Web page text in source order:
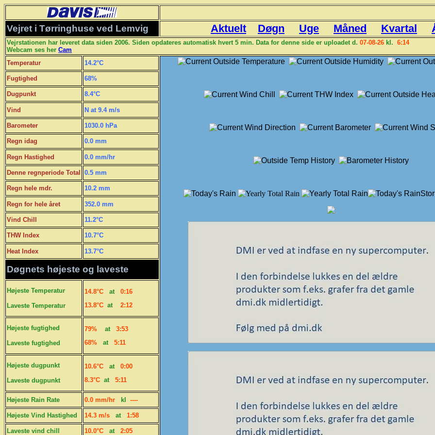
Vejret i Tørringhuse ved Lemvig Aktuelt Døgn Uge Måned Kvartal
Vejrstationen har leveret data siden 2006. Siden opdateres automatisk hvert 5 min. Data for denne side er uploadet d. 07-08-26 kl. 6:14
Webcam ses her Cam
Temperatur
14.2°C
Fugtighed 68%
Dugpunkt 8.4°C
Vind N at 9.4 m/s
Barometer 1030.0 hPa
Regn idag 0.0 mm
Regn Hastighed 0.0 mm/hr
Denne regnperiode Total 0.5 mm
Regn hele mdr. 10.2 mm
Regn for hele året 352.0 mm
Vind Chill 11.2°C
THW Index 10.7°C
Heat Index 13.7°C
Døgnets højeste og laveste
Højeste Temperatur
Laveste Temperatur
14.8°C at
0:16
13.8°C at 2:12
Højeste fugtighed
Laveste fugtighed
79% at
3:53
68%
at 5:11
Højeste dugpunkt
Laveste dugpunkt
10.6°C at
0:00
8.3°C at 5:11
Højeste Rain Rate 0.0 mm/hr kl ----
Højeste Vind Hastighed 14.3 m/s at 1:58
Laveste vind chill 10.0°C at 2:05